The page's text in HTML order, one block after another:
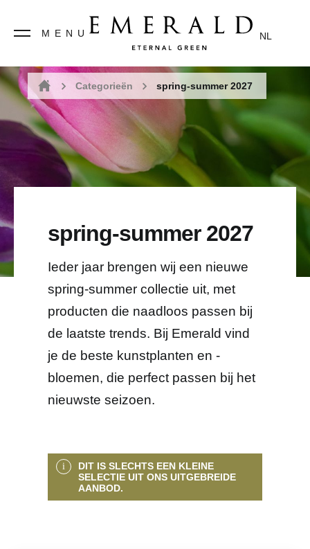
MENU NL
Home
Categorieën spring-summer 2027
spring-summer 2027
Ieder jaar brengen wij een nieuwe
spring-summer collectie uit, met
producten die naadloos passen bij
de laatste trends. Bij Emerald vind
je de beste kunstplanten en -
bloemen, die perfect passen bij het
nieuwste seizoen.
DIT IS SLECHTS EEN KLEINE
SELECTIE UIT ONS UITGEBREIDE
AANBOD.
spring-summer 2027